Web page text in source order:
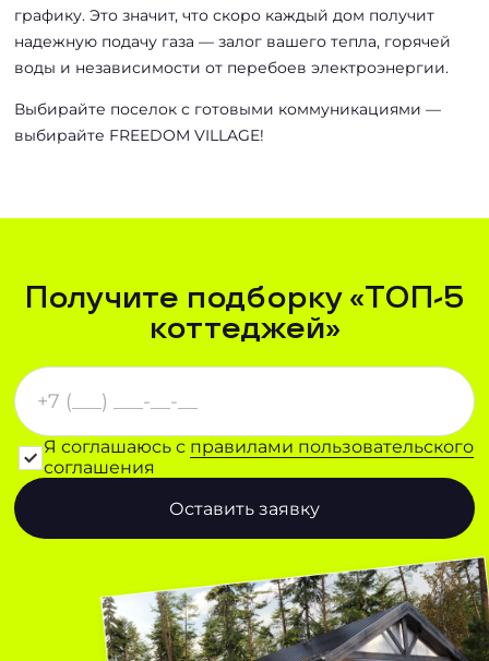
графику. Это значит, что скоро каждый дом получит
надежную подачу газа — залог вашего тепла, горячей
воды и независимости от перебоев электроэнергии.
Выбирайте поселок с готовыми коммуникациями —
выбирайте FREEDOM VILLAGE!
Получите подборку «ТОП-5
коттеджей»
Я соглашаюсь с правилами пользовательского
соглашения